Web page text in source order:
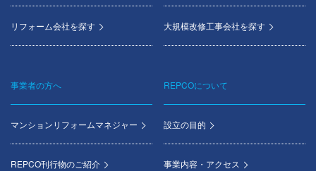
リフォーム会社を探す 大規模改修工事会社を探す
事業者の方へ
マンションリフォームマネジャー
REPCO刊行物のご紹介
REPCOについて
設立の目的
事業内容・アクセス